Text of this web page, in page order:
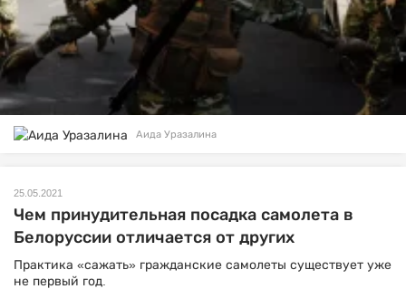
Аида Уразалина
25.05.2021
Чем принудительная посадка самолета в
Белоруссии отличается от других
Практика «сажать» гражданские самолеты существует уже
не первый год.